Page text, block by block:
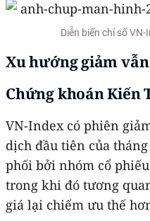
Diễn biến chỉ số
Xu hướng giảm
Chứng khoán Kiến
VN-Index có phiên
dịch đầu tiên của
phối bởi nhóm cổ
trong khi đó tương
giá lại chiếm ưu thế